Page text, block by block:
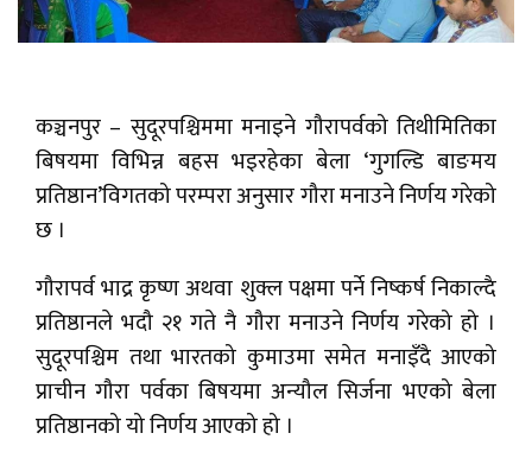
कञ्चनपुर – सुदूरपश्चिममा मनाइने गौरापर्वको तिथीमितिका
बिषयमा विभिन्न बहस भइरहेका बेला ‘गुगल्डि बाङमय
प्रतिष्ठान’विगतको परम्परा अनुसार गौरा मनाउने निर्णय गरेको
छ ।
गौरापर्व भाद्र कृष्ण अथवा शुक्ल पक्षमा पर्ने निष्कर्ष निकाल्दै
प्रतिष्ठानले भदौ २१ गते नै गौरा मनाउने निर्णय गरेको हो ।
सुदूरपश्चिम तथा भारतको कुमाउमा समेत मनाइँदै आएको
प्राचीन गौरा पर्वका बिषयमा अन्यौल सिर्जना भएको बेला
प्रतिष्ठानको यो निर्णय आएको हो ।